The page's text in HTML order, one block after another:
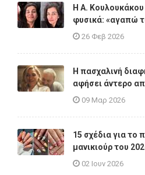
Η A.
φυσικά: «αγαπώ
26 Φεβ 2026
Η πασχαλινή
αφήσει άντερο
09 Μαρ 2026
15 σχέδια για το
μανικιούρ του
02 Ιουν 2026